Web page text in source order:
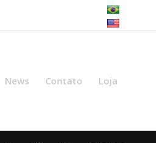
News Contato Loja